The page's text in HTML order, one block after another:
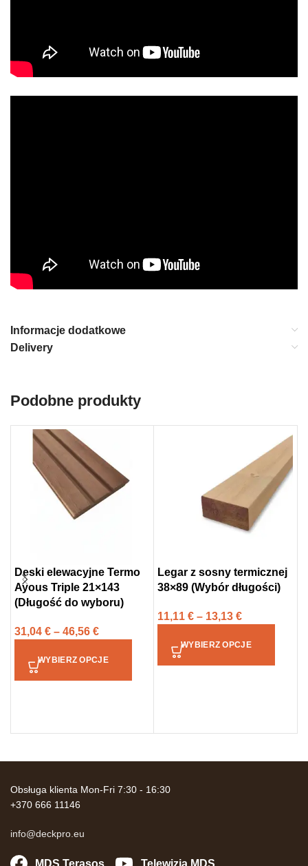
Informacje dodatkowe
Delivery
Podobne produkty
Deski elewacyjne Termo
Ayous Triple 21×143
(Długość do wyboru)
31,04 € – 46,56 €
WYBIERZ OPCJE
Legar z sosny termicznej
38×89 (Wybór długości)
11,11 € – 13,13 €
WYBIERZ OPCJE
Obsługa klienta Mon-Fri 7:30 - 16:30
+370 666 11146
info@deckpro.eu
MDS Terasos Telewizja MDS